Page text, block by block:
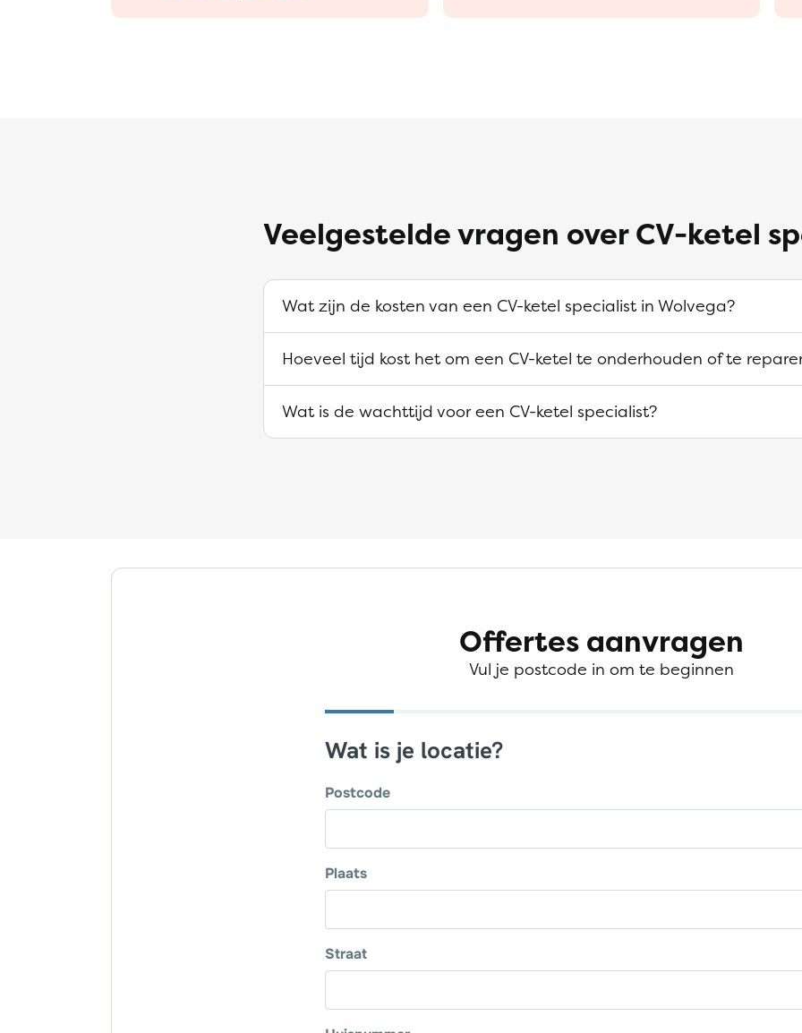
Veelgestelde vragen over CV-ketel
Wat zijn de kosten van een CV-ketel specialist in Wolvega?
Hoeveel tijd kost het om een CV-ketel te onderhouden of te
Wat is de wachttijd voor een CV-ketel specialist?
Offertes aanvragen
Vul je postcode in om te beginnen